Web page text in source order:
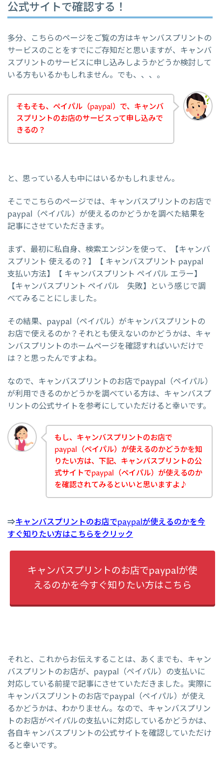
公式サイトで確認する！
多分、こちらのページをご覧の方はキャンバスプリントの
サービスのことをすでにご存知だと思いますが、キャンバ
スプリントのサービスに申し込みしようかどうか検討して
いる方もいるかもしれません。でも、、、。
そもそも、ペイパル（paypal）で、キャンバ
スプリントのお店のサービスって申し込みで
きるの？
と、思っている人も中にはいるかもしれません。
そこでこちらのページでは、キャンバスプリントのお店で
paypal（ペイパル）が使えるのかどうかを調べた結果を
記事にさせていただきます。
まず、最初に私自身、検索エンジンを使って、【キャンバ
スプリント 使えるの？】【 キャンバスプリント paypal
支払い方法】【 キャンバスプリント ペイパル エラー】
【キャンバスプリント ペイパル 失敗】という感じで調
べてみることにしました。
その結果、paypal（ペイパル）がキャンバスプリントの
お店で使えるのか？それとも使えないのかどうかは、キャ
ンバスプリントのホームページを確認すればいいだけで
は？と思ったんですよね。
なので、キャンバスプリントのお店でpaypal（ペイパル）
が利用できるのかどうかを調べている方は、キャンバスプ
リントの公式サイトを参考にしていただけると幸いです。
もし、キャンバスプリントのお店で
paypal（ペイパル）が使えるのかどうかを知
りたい方は、下記、キャンバスプリントの公
式サイトでpaypal（ペイパル）が使えるのか
を確認されてみるといいと思いますよ♪
⇒キャンバスプリントのお店でpaypalが使えるのかを今
すぐ知りたい方はこちらをクリック
キャンバスプリントのお店でpaypalが使
えるのかを今すぐ知りたい方はこちら
それと、これからお伝えすることは、あくまでも、キャン
バスプリントのお店が、paypal（ペイパル）の支払いに
対応している前提で記事にさせていただきました。実際に
キャンバスプリントのお店でpaypal（ペイパル）が使え
るかどうかは、わかりません。なので、キャンバスプリン
トのお店がペイパルの支払いに対応しているかどうかは、
各自キャンバスプリントの公式サイトを確認していただけ
ると幸いです。